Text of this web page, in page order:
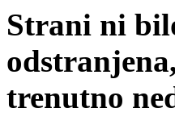
Strani ni
trenutno